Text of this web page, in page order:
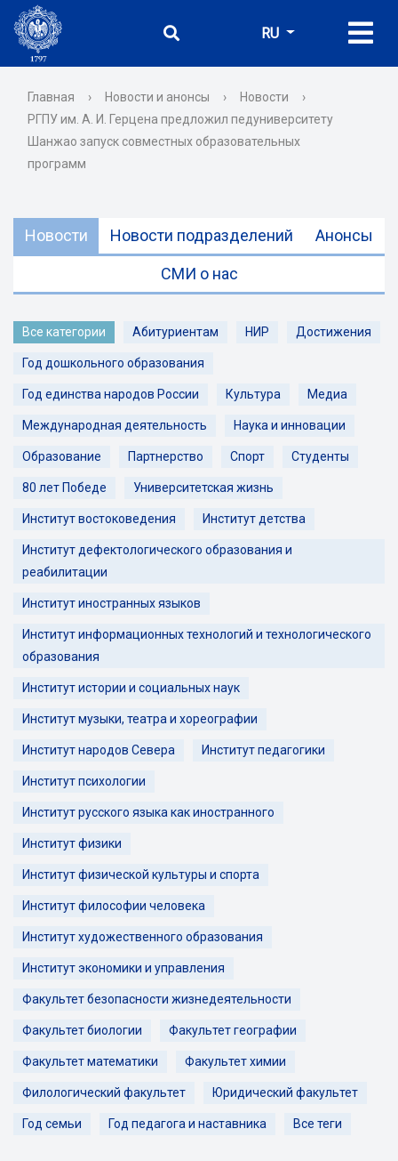
RU
Главная › Новости и анонсы › Новости
›
РГПУ им. А. И. Герцена предложил педуниверситету
Шанжао запуск совместных образовательных
программ
Новости Новости подразделений Анонсы
СМИ о нас
Все категории Абитуриентам НИР Достижения
Год дошкольного образования
Год единства народов России Культура Медиа
Международная деятельность Наука и инновации
Образование Партнерство Спорт Студенты
80 лет Победе Университетская жизнь
Институт востоковедения Институт детства
Институт дефектологического образования и
реабилитации
Институт иностранных языков
Институт информационных технологий и технологического
образования
Институт истории и социальных наук
Институт музыки, театра и хореографии
Институт народов Севера Институт педагогики
Институт психологии
Институт русского языка как иностранного
Институт физики
Институт физической культуры и спорта
Институт философии человека
Институт художественного образования
Институт экономики и управления
Факультет безопасности жизнедеятельности
Факультет биологии Факультет географии
Факультет математики Факультет химии
Филологический факультет Юридический факультет
Год семьи Год педагога и наставника Все теги